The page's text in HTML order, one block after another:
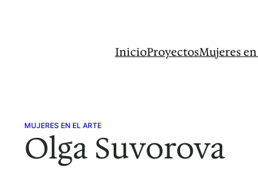
InicioProyectosMujeres
MUJERES EN EL ARTE
Olga Suvorova